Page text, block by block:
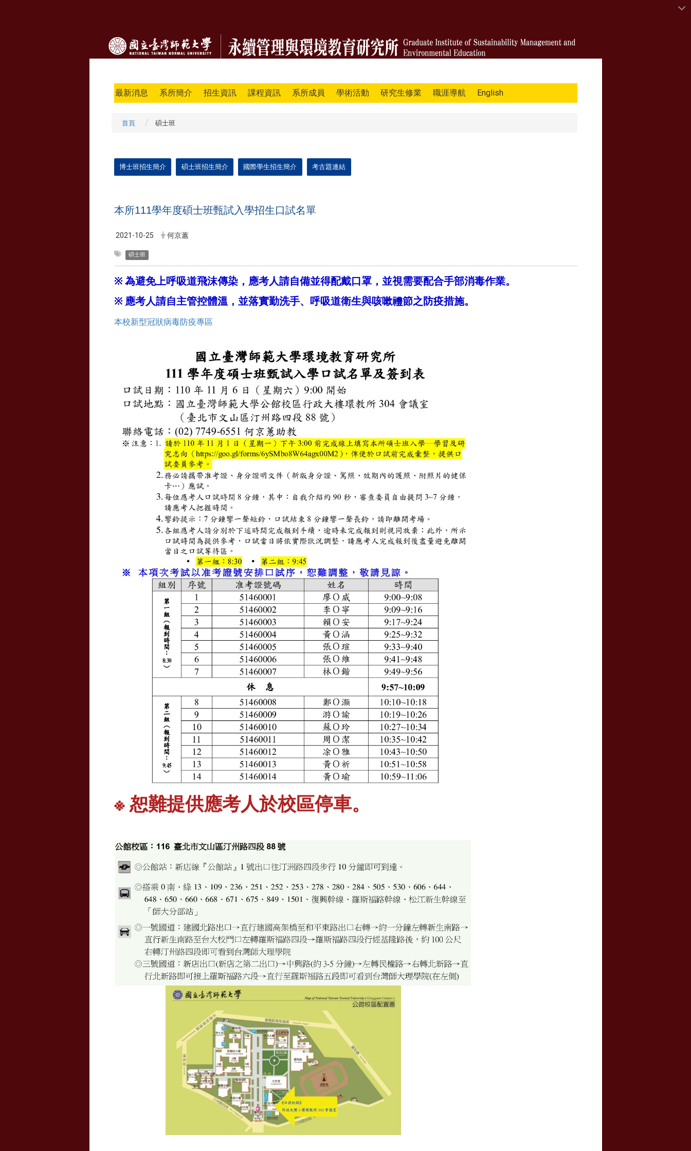
最新消息 系所簡介 招生資訊 課程資訊 系所成員 學術活動 研究生修業 職涯導航 English
首頁 碩士班
博士班招生簡介 碩士班招生簡介 國際學生招生簡介 考古題連結
本所111學年度碩士班甄試入學招生口試名單
2021-10-25 何京蕙
碩士班
※ 為避免上呼吸道飛沫傳染，應考人請自備並得配戴口罩， 並視需要配合手部消毒作業。
※ 應考人請自主管控體溫，並落實勤洗手、 呼吸道衛生與咳嗽禮節之防疫措施。
本校新型冠狀病毒防疫專區
※ 恕難提供應考人於校區停車。